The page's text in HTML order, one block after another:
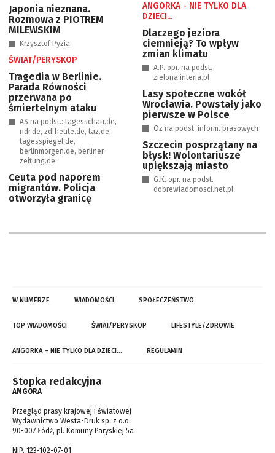
Japonia nieznana.
Rozmowa z PIOTREM
MILEWSKIM
Krzysztof Pyzia
ŚWIAT/PERYSKOP
Tragedia w Berlinie.
Parada Równości
przerwana po
śmiertelnym ataku
AS na podst.: tagesschau.de,
ndr.de, zdfheute.de, taz.de,
tagesspiegel.de,
berlinmorgen.de, berliner-
zeitung.de
Ceuta pod naporem
migrantów. Policja
otworzyła granicę
ANGORKA - NIE TYLKO DLA
DZIECI...
Dlaczego jeziora
ciemnieją? To wpływ
zmian klimatu
A.P. opr. na podst.
zielona.interia.pl
Lasy społeczne wokół
Wrocławia. Powstały jako
pierwsze w Polsce
Oz na podst. inform. prasowych
Szczecin posprzątany na
błysk! Wolontariusze
upiększają miasto
G.K. opr. na podst.
dobrewiadomosci.net.pl
W NUMERZE WIADOMOŚCI SPOŁECZEŃSTWO
TOP WIADOMOŚCI ŚWIAT/PERYSKOP LIFESTYLE/ZDROWIE
ANGORKA – NIE TYLKO DLA DZIECI… REGULAMIN
Stopka redakcyjna
ANGORA
Przegląd prasy krajowej i światowej
Wydawnictwo Westa-Druk sp. z o.o.
90-007 Łódź, pl. Komuny Paryskiej 5a
NIP. 123-102-07-01